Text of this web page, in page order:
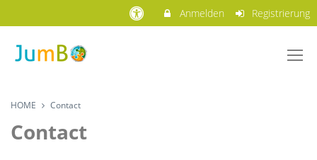
Anmelden Registrierung
HOME Contact
Contact